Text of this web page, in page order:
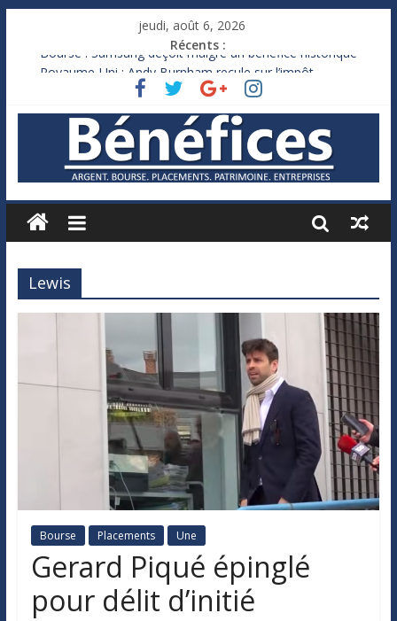
jeudi, août 6, 2026
Récents :
Bourse : Samsung déçoit malgré un bénéfice historique
Royaume-Uni : Andy Burnham recule sur l’impôt
Xavier Niel, le milliardaire qui ne touche presque rien
Ruée des fortunes russes vers l’étranger
France : le logement mis à l’épreuve par la chaleur
Lewis
Bourse Placements Une
Gerard Piqué épinglé
pour délit d’initié